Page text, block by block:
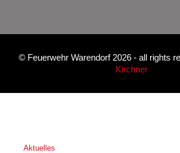
© Feuerwehr Warendorf 2026 - all rights
Kirchner
Aktuelles